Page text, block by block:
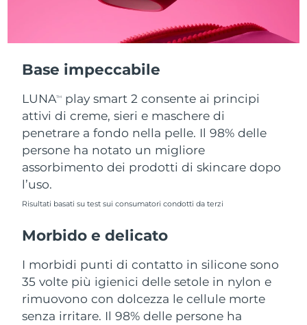
Base impeccabile
LUNATM
play smart 2 consente ai principi
attivi di creme, sieri e maschere di
penetrare a fondo nella pelle. Il 98% delle
persone ha notato un migliore
assorbimento dei prodotti di skincare dopo
l’uso.
Risultati basati su test sui consumatori condotti da terzi
Morbido e delicato
I morbidi punti di contatto in silicone sono
35 volte più igienici delle setole in nylon e
rimuovono con dolcezza le cellule morte
senza irritare. Il 98% delle persone ha
Thailandia Consegna stimata
Turchia Consegna stimata
Emirati Arabi Uniti 8/12/26
Regno Unito Consegna stimata
Stati Uniti
Uzbekistan
Vietnam Consegna stimata 8/17/26